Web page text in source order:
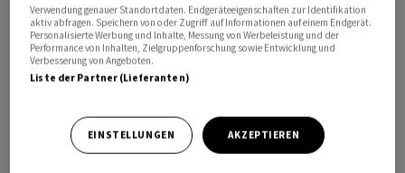
Verwendung genauer Standortdaten. Endgeräteeigenschaften zur Identifikation
aktiv abfragen. Speichern von oder Zugriff auf Informationen auf einem Endgerät.
Personalisierte Werbung und Inhalte, Messung von Werbeleistung und der
Performance von Inhalten, Zielgruppenforschung sowie Entwicklung und
Verbesserung von Angeboten.
Liste der Partner (Lieferanten)
EINSTELLUNGEN AKZEPTIEREN